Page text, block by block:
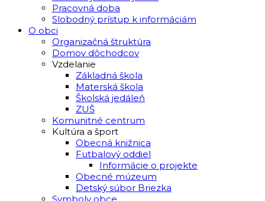
Pracovná doba
Slobodný prístup k informáciám
O obci
Organizačná štruktúra
Domov dôchodcov
Vzdelanie
Základná škola
Materská škola
Školská jedáleň
ZUŠ
Komunitné centrum
Kultúra a šport
Obecná knižnica
Futbalový oddiel
Informácie o projekte
Obecné múzeum
Detský súbor Briezka